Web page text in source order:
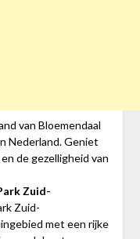
van Bloemendaal
Nederland. Geniet
de gezelligheid van
Zuid-
Zuid-
met een rijke